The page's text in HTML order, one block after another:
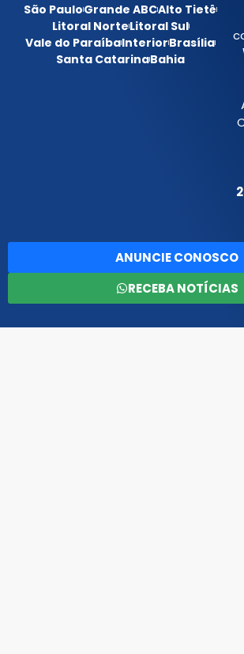
São PauloGrande ABCAlto Tietê
Litoral NorteLitoral Sul
Vale do ParaíbaInteriorBrasília
Santa CatarinaBahia
ANUNCIE CONOSCO
RECEBA NOTÍCIAS